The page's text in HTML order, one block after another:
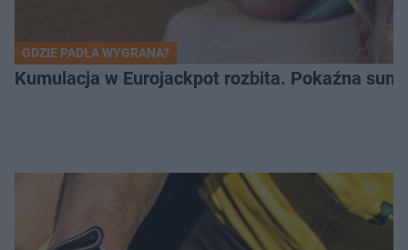
GDZIE PADŁA WYGRANA?
Kumulacja w Eurojackpot rozbita. Pokaźna